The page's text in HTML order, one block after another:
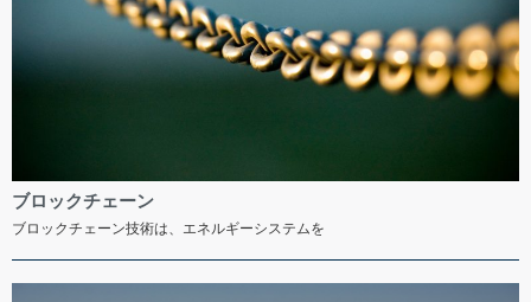
ブロックチェーン
ブロックチェーン技術は、エネルギーシステムを